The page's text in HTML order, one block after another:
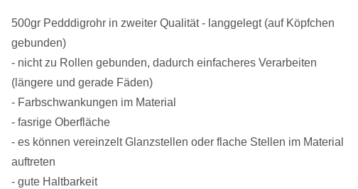
500gr Pedddigrohr in zweiter Qualität - langgelegt (auf Köpfchen
gebunden)
- nicht zu Rollen gebunden, dadurch einfacheres Verarbeiten
(längere und gerade Fäden)
- Farbschwankungen im Material
- fasrige Oberfläche
- es können vereinzelt Glanzstellen oder flache Stellen im Material
auftreten
- gute Haltbarkeit